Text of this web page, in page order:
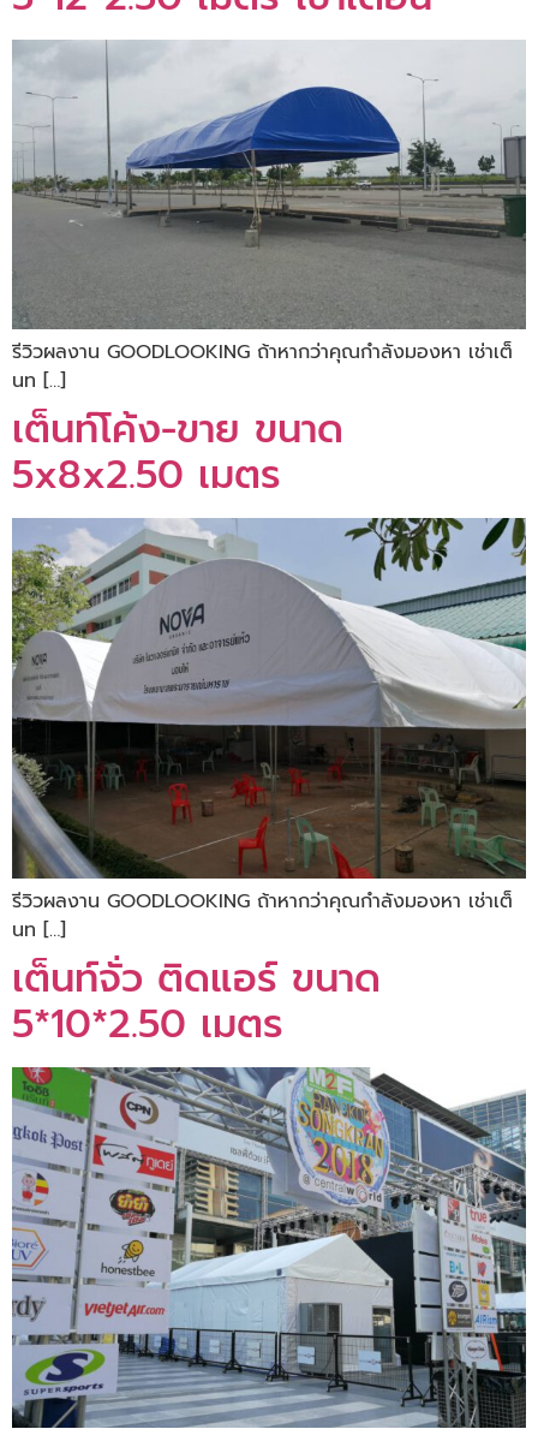
รีวิวผลงาน GOODLOOKING ถ้าหากว่าคุณกำลังมองหา เช่าเต็
นท […]
เต็นท์โค้ง-ขาย ขนาด
5x8x2.50 เมตร
รีวิวผลงาน GOODLOOKING ถ้าหากว่าคุณกำลังมองหา เช่าเต็
นท […]
เต็นท์จั่ว ติดแอร์ ขนาด
5*10*2.50 เมตร